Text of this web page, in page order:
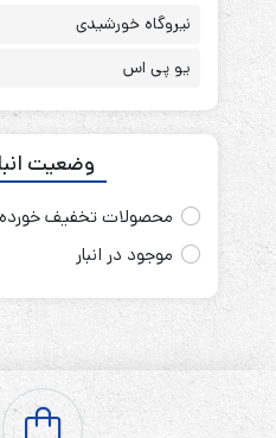
سلاموند
موریسل
کینگ بت
نیروگاه خورشیدی
یو پی اس
وضعیت
محصولات تخفیف خورده
موجود در انبار